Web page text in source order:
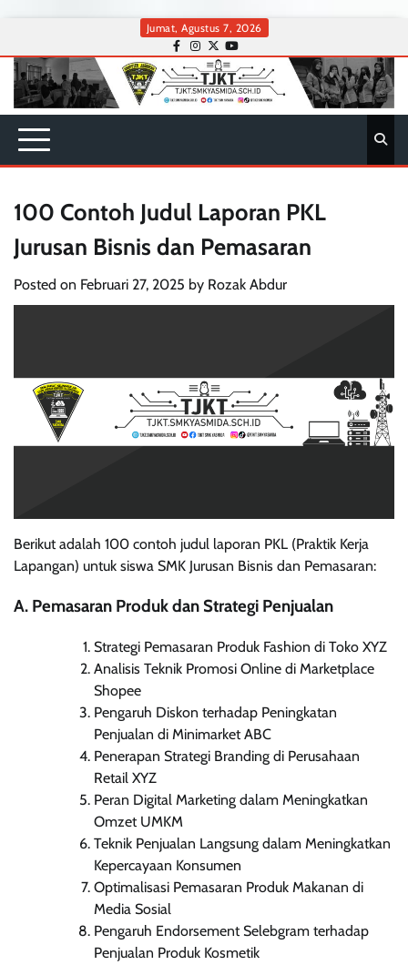
content
Jumat, Agustus 7, 2026
facebook
instagram
twitteryoutube
100 Contoh Judul Laporan PKL
Jurusan Bisnis dan Pemasaran
Posted on Februari 27, 2025 by Rozak Abdur
Berikut adalah 100 contoh judul laporan PKL (Praktik Kerja
Lapangan) untuk siswa SMK Jurusan Bisnis dan Pemasaran:
A. Pemasaran Produk dan Strategi Penjualan
Strategi Pemasaran Produk Fashion di Toko XYZ
Analisis Teknik Promosi Online di Marketplace
Shopee
Pengaruh Diskon terhadap Peningkatan
Penjualan di Minimarket ABC
Penerapan Strategi Branding di Perusahaan
Retail XYZ
Peran Digital Marketing dalam Meningkatkan
Omzet UMKM
Teknik Penjualan Langsung dalam Meningkatkan
Kepercayaan Konsumen
Optimalisasi Pemasaran Produk Makanan di
Media Sosial
Pengaruh Endorsement Selebgram terhadap
Penjualan Produk Kosmetik